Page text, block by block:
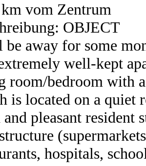
vom Zentrum
OBJECT
away for some
well-kept
room/bedroom with
is located on a quiet
and pleasant resident
hospitals,